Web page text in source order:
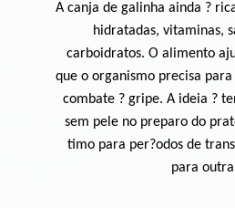
A canja de galinha ainda ?
hidratadas, vitaminas,
carboidratos. O alimento
que o organismo precisa
combate ? gripe. A ideia ?
sem pele no preparo do
timo para per?odos de
para